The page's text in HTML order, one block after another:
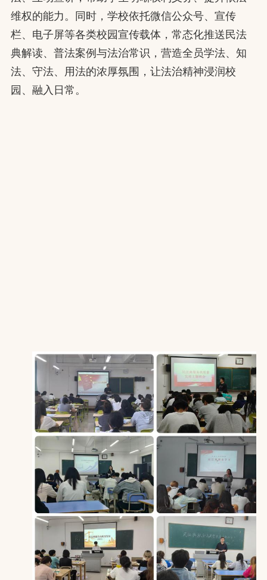
维权的能力。同时，学校依托微信公众号、宣传
栏、电子屏等各类校园宣传载体，常态化推送民法
典解读、普法案例与法治常识，营造全员学法、知
法、守法、用法的浓厚氛围，让法治精神浸润校
园、融入日常。